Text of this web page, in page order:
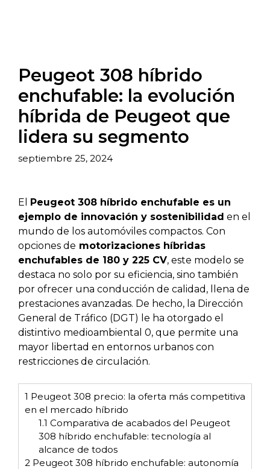
Peugeot 308 híbrido
enchufable: la evolución
híbrida de Peugeot que
lidera su segmento
septiembre 25, 2024
El Peugeot 308 híbrido enchufable es un
ejemplo de innovación y sostenibilidad en el
mundo de los automóviles compactos. Con
opciones de motorizaciones híbridas
enchufables de 180 y 225 CV, este modelo se
destaca no solo por su eficiencia, sino también
por ofrecer una conducción de calidad, llena de
prestaciones avanzadas. De hecho, la Dirección
General de Tráfico (DGT) le ha otorgado el
distintivo medioambiental 0, que permite una
mayor libertad en entornos urbanos con
restricciones de circulación.
1 Peugeot 308 precio: la oferta más competitiva
en el mercado híbrido
1.1 Comparativa de acabados del Peugeot
308 híbrido enchufable: tecnología al
alcance de todos
2 Peugeot 308 híbrido enchufable: autonomía